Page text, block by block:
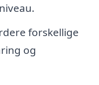
forskellige
og